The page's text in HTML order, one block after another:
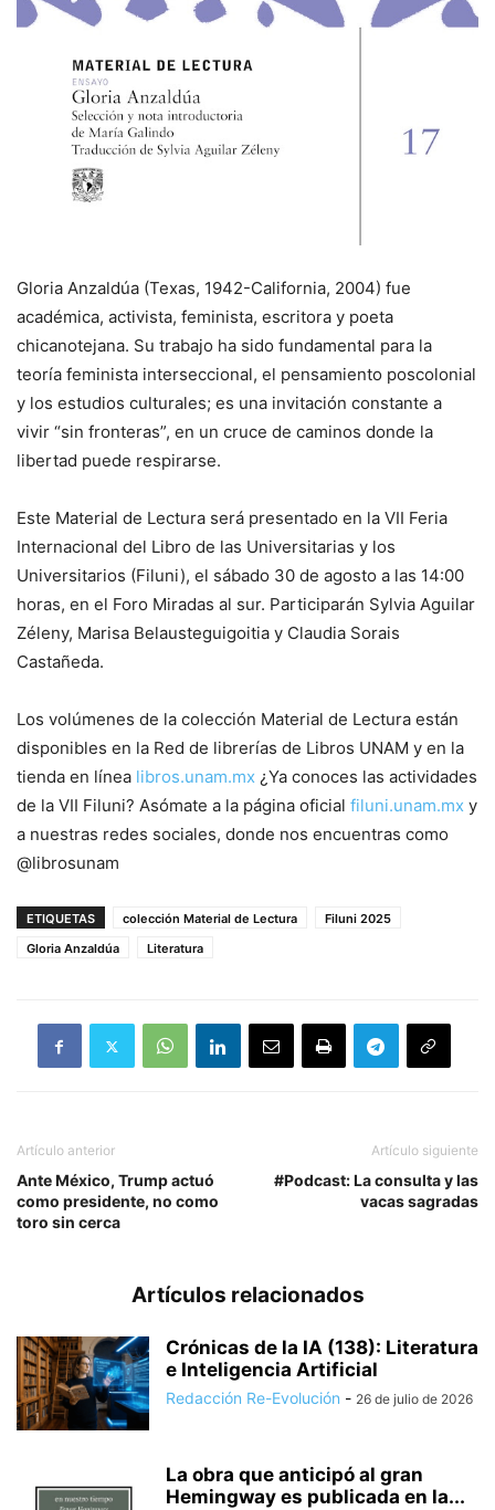
Gloria Anzaldúa (Texas, 1942-California, 2004) fue
académica, activista, feminista, escritora y poeta
chicanotejana. Su trabajo ha sido fundamental para la
teoría feminista interseccional, el pensamiento poscolonial
y los estudios culturales; es una invitación constante a
vivir “sin fronteras”, en un cruce de caminos donde la
libertad puede respirarse.
Este Material de Lectura será presentado en la VII Feria
Internacional del Libro de las Universitarias y los
Universitarios (Filuni), el sábado 30 de agosto a las 14:00
horas, en el Foro Miradas al sur. Participarán Sylvia Aguilar
Zéleny, Marisa Belausteguigoitia y Claudia Sorais
Castañeda.
Los volúmenes de la colección Material de Lectura están
disponibles en la Red de librerías de Libros UNAM y en la
tienda en línea libros.unam.mx ¿Ya conoces las actividades
de la VII Filuni? Asómate a la página oficial filuni.unam.mx y
a nuestras redes sociales, donde nos encuentras como
@librosunam
ETIQUETAS colección Material de Lectura
Filuni 2025
Gloria Anzaldúa
Literatura
Artículo anterior
Ante México, Trump actuó
como presidente, no como
toro sin cerca
Artículo siguiente
#Podcast: La consulta y las
vacas sagradas
Artículos relacionados
Crónicas de la IA (138): Literatura
e Inteligencia Artificial
Redacción Re-Evolución - 26 de julio de 2026
La obra que anticipó al gran
Hemingway es publicada en la...